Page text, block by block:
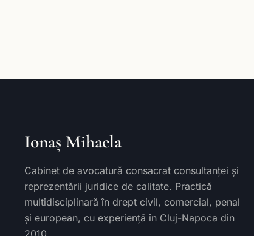
Ionaș Mihaela
Cabinet de avocatură consacrat consultanței și
reprezentării juridice de calitate. Practică
multidisciplinară în drept civil, comercial, penal
și european, cu experiență în Cluj-Napoca din
2010.